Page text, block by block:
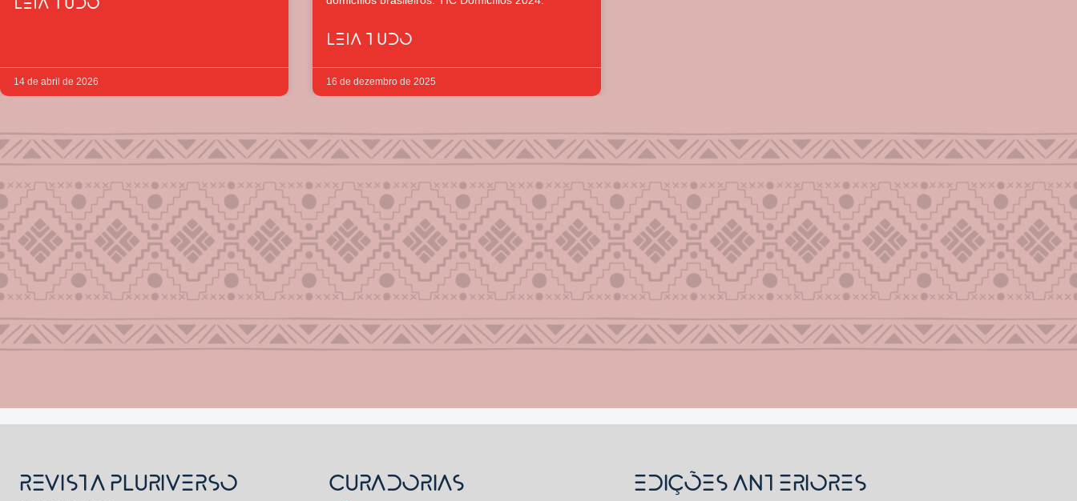
LEIA TUDO
14 de abril de 2026
LEIA TUDO
16 de dezembro de 2025
REVISTA PLURIVERSO CURADORIAS Edições Anteriores